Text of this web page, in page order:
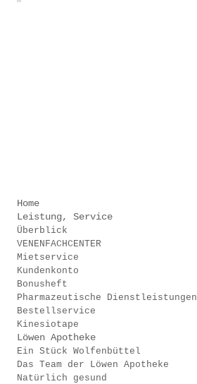
Home
Leistung, Service
Überblick
VENENFACHCENTER
Mietservice
Kundenkonto
Bonusheft
Pharmazeutische Dienstleistungen
Bestellservice
Kinesiotape
Löwen Apotheke
Ein Stück Wolfenbüttel
Das Team der Löwen Apotheke
Natürlich gesund